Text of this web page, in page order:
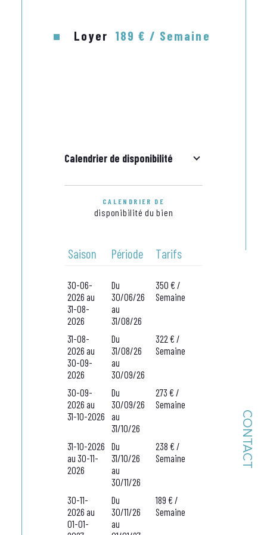
CONTACT
QUINZAINE, OU AU MOIS.
Loyer 189 € / Semaine
Calendrier de disponibilité
CALENDRIER DE
disponibilité du bien
Saison Période Tarifs
30-06-
2026 au
31-08-
2026
Du
30/06/26
au
31/08/26
350 € /
Semaine
31-08-
2026 au
30-09-
2026
Du
31/08/26
au
30/09/26
322 € /
Semaine
30-09-
2026 au
31-10-2026
Du
30/09/26
au
31/10/26
273 € /
Semaine
31-10-2026
au 30-11-
2026
Du
31/10/26
au
30/11/26
238 € /
Semaine
30-11-
2026 au
01-01-
Du
30/11/26
au
189 € /
Semaine